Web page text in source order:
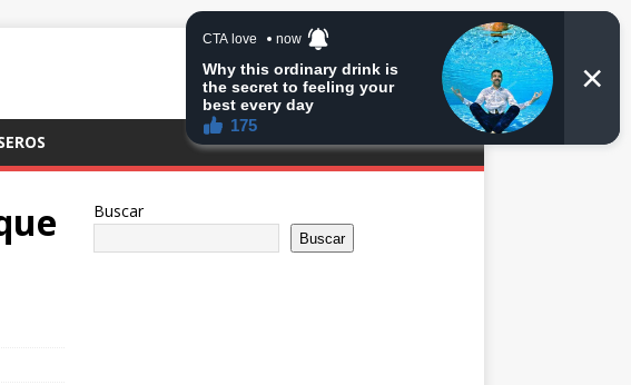
Buscar
Buscar